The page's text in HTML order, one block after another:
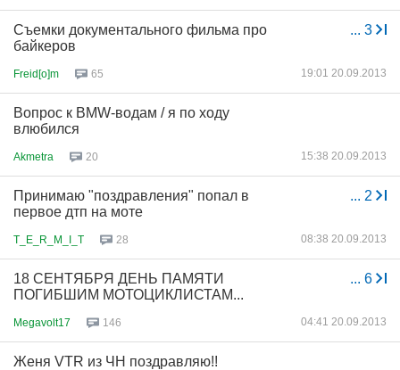
... 3
Съемки документального фильма про
байкеров
Freid[o]m 65 19:01 20.09.2013
Вопрос к BMW-водам / я по ходу
влюбился
Akmetra 20 15:38 20.09.2013
... 2
Принимаю "поздравления" попал в
первое дтп на моте
T_E_R_M_I_T 28 08:38 20.09.2013
... 6
18 СЕНТЯБРЯ ДЕНЬ ПАМЯТИ
ПОГИБШИМ МОТОЦИКЛИСТАМ...
Megavolt17 146 04:41 20.09.2013
Женя VTR из ЧН поздравляю!!